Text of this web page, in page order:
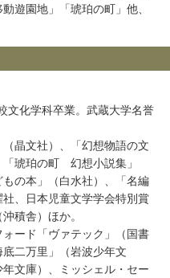
遊園地」「琥珀の町」他、
文化学科卒業。武蔵大学名誉
晶文社）、「幻想物語の文
琥珀の町 幻想小説集」
もの本」（白水社）、「名編
、日本児童文学学会特別賞
積舎）ほか。
ード「ヴァテック」（国書
二万里」（岩波少年文
文庫）、ミッシェル・セー